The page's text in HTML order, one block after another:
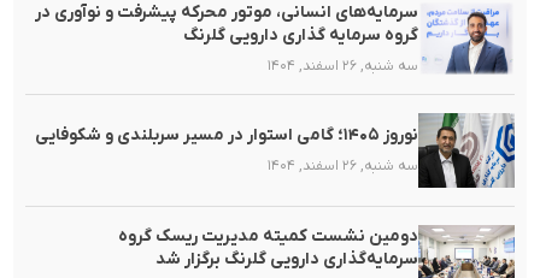
سرمایه‌های انسانی، موتور محرکه پیشرفت و نوآوری در
گروه سرمایه گذاری دارویی گلرنگ
سه شنبه, ۲۶ اسفند, ۱۴۰۴
نوروز ۱۴۰۵؛ گامی استوار در مسیر سربلندی و شکوفایی
سه شنبه, ۲۶ اسفند, ۱۴۰۴
دومین نشست کمیته مدیریت ریسک گروه
سرمایه‌گذاری دارویی گلرنگ برگزار شد